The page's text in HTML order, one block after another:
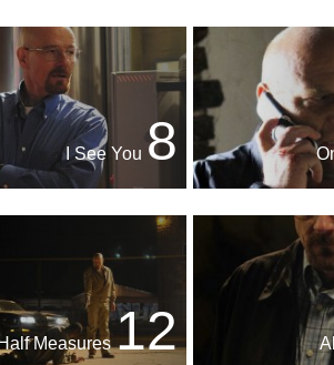
8
12
Half Measures